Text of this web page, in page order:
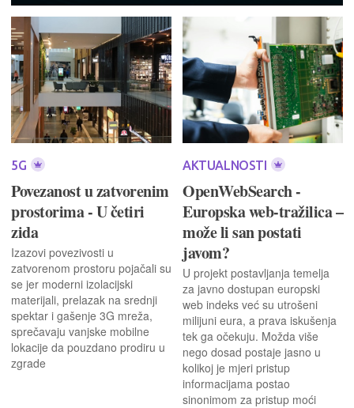
5G
Povezanost u zatvorenim
prostorima - U četiri
zida
Izazovi povezivosti u
zatvorenom prostoru pojačali su
se jer moderni izolacijski
materijali, prelazak na srednji
spektar i gašenje 3G mreža,
sprečavaju vanjske mobilne
lokacije da pouzdano prodiru u
zgrade
AKTUALNOSTI
OpenWebSearch -
Europska web-tražilica –
može li san postati
javom?
U projekt postavljanja temelja
za javno dostupan europski
web indeks već su utrošeni
milijuni eura, a prava iskušenja
tek ga očekuju. Možda više
nego dosad postaje jasno u
kolikoj je mjeri pristup
informacijama postao
sinonimom za pristup moći